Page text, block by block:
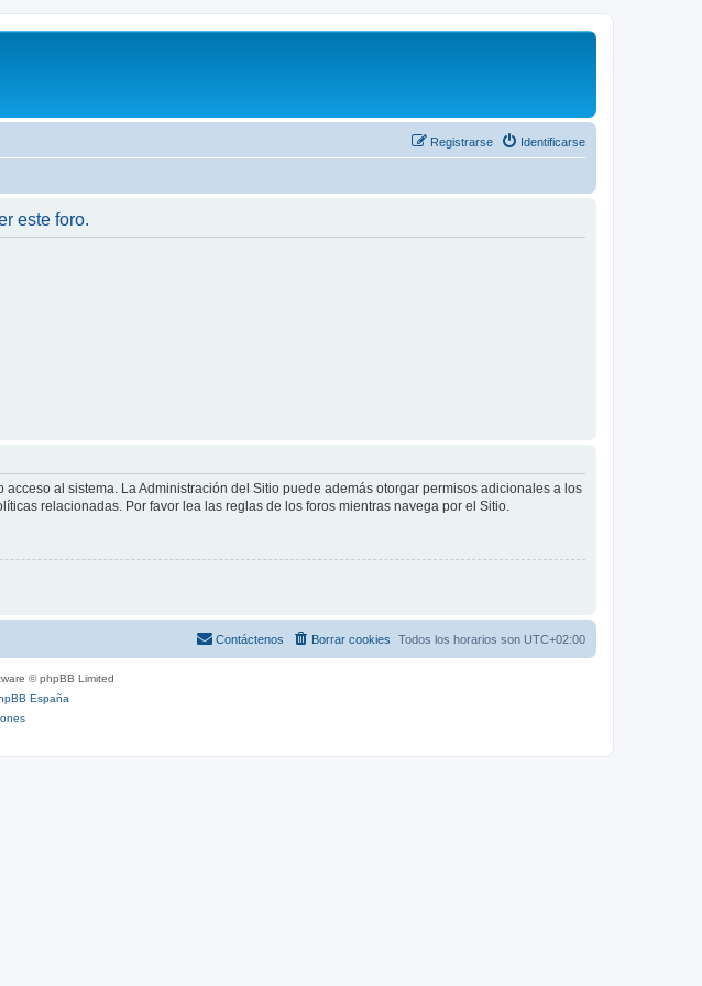
Identificarse
Registrarse
este foro.
al sistema. La Administración del Sitio puede además otorgar permisos adicionales a los
relacionadas. Por favor lea las reglas de los foros mientras navega por el Sitio.
Todos los horarios son UTC+02:00
Borrar cookies
Contáctenos
© phpBB Limited
España